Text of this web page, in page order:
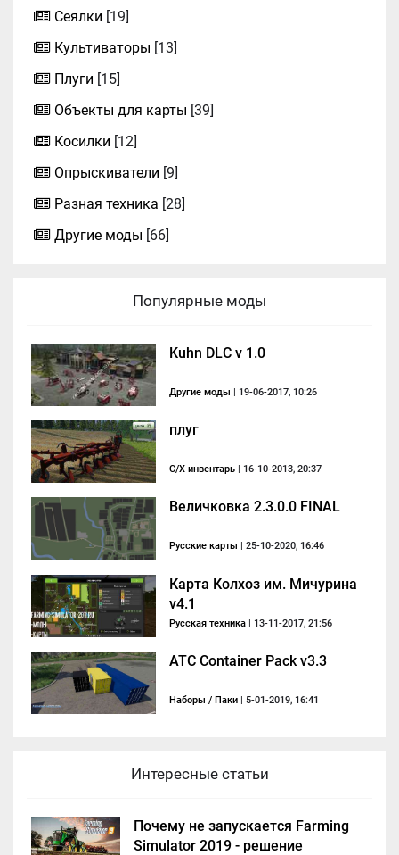
Сеялки [19]
Культиваторы [13]
Плуги [15]
Объекты для карты [39]
Косилки [12]
Опрыскиватели [9]
Разная техника [28]
Другие моды [66]
Популярные моды
Kuhn DLC v 1.0
Другие моды | 19-06-2017, 10:26
плуг
С/Х инвентарь | 16-10-2013, 20:37
Величковка 2.3.0.0 FINAL
Русские карты | 25-10-2020, 16:46
Карта Колхоз им. Мичурина
v4.1
Русская техника | 13-11-2017, 21:56
ATC Container Pack v3.3
Наборы / Паки | 5-01-2019, 16:41
Интересные статьи
Почему не запускается Farming
Simulator 2019 - решение